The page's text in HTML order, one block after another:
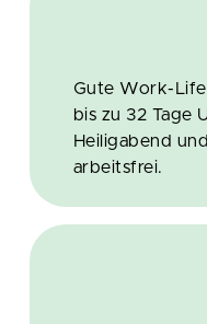
Gute Work-
bis zu 32 Tage
Heiligabend
arbeitsfrei.